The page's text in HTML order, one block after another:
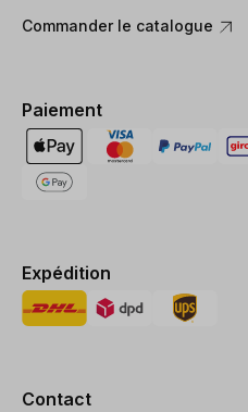
Commander le catalogue
Paiement
Expédition
Contact